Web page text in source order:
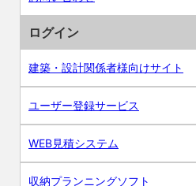
ログイン
建築・設計関係者様向けサイト
ユーザー登録サービス
WEB見積システム
収納プランニングソフト